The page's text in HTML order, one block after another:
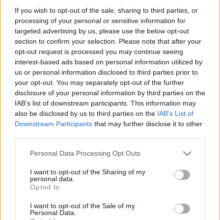
If you wish to opt-out of the sale, sharing to third parties, or
processing of your personal or sensitive information for
targeted advertising by us, please use the below opt-out
section to confirm your selection. Please note that after your
opt-out request is processed you may continue seeing
interest-based ads based on personal information utilized by
us or personal information disclosed to third parties prior to
your opt-out. You may separately opt-out of the further
disclosure of your personal information by third parties on the
IAB’s list of downstream participants. This information may
also be disclosed by us to third parties on the IAB’s List of
Downstream Participants that may further disclose it to other
Personal Data Processing Opt Outs
I want to opt-out of the Sharing of my
personal data.
Opted In
I want to opt-out of the Sale of my
Personal Data.
Cómo ir desde Teruel a Pineda+de+mar+girona